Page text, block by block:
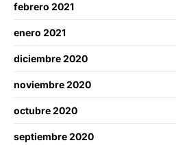
febrero 2021
enero 2021
diciembre 2020
noviembre 2020
octubre 2020
septiembre 2020